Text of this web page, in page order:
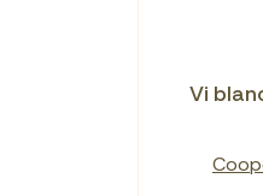
Vi